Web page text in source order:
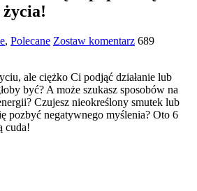
życia!
, Polecane Zostaw komentarz 689
ale ciężko Ci podjąć działanie lub
być? A może szukasz sposobów na
Czujesz nieokreślony smutek lub
pozbyć negatywnego myślenia? Oto 6
cuda!